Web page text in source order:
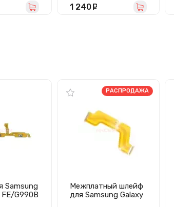
1 240 руб.
Samsung
FE/G990B
Межплатный шлейф
для Samsung Galaxy
РАСПРОДАЖА